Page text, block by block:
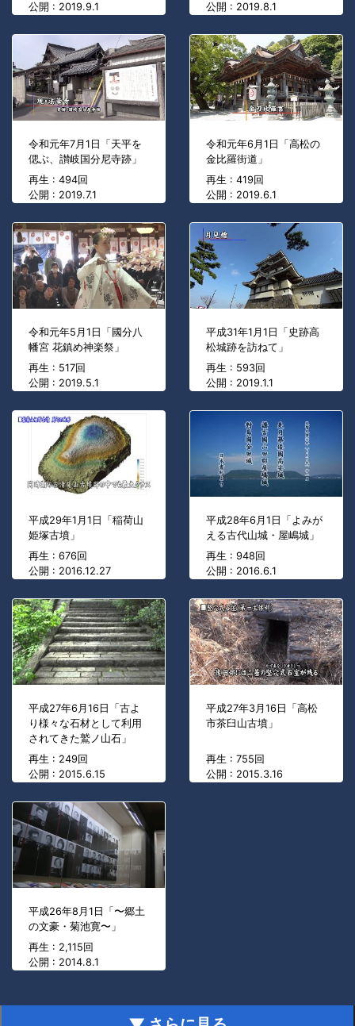
公開 : 2019.9.1
公開 : 2019.8.1
令和元年7月1日「天平を
偲ぶ、讃岐国分尼寺跡」
再生 : 494回
公開 : 2019.7.1
令和元年6月1日「高松の
金比羅街道」
再生 : 419回
公開 : 2019.6.1
令和元年5月1日「國分八
幡宮 花鎮め神楽祭」
再生 : 517回
公開 : 2019.5.1
平成31年1月1日「史跡高
松城跡を訪ねて」
再生 : 593回
公開 : 2019.1.1
平成29年1月1日「稲荷山
姫塚古墳」
再生 : 676回
公開 : 2016.12.27
平成28年6月1日「よみが
える古代山城・屋嶋城」
再生 : 948回
公開 : 2016.6.1
平成27年6月16日「古よ
り様々な石材として利用
されてきた鷲ノ山石」
再生 : 249回
公開 : 2015.6.15
平成27年3月16日「高松
市茶臼山古墳」
再生 : 755回
公開 : 2015.3.16
平成26年8月1日「〜郷土
の文豪・菊池寛〜」
再生 : 2,115回
公開 : 2014.8.1